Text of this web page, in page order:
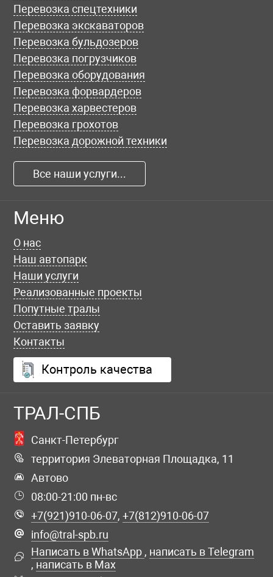
Перевозка спецтехники
Перевозка экскаваторов
Перевозка бульдозеров
Перевозка погрузчиков
Перевозка оборудования
Перевозка форвардеров
Перевозка харвестеров
Перевозка грохотов
Перевозка дорожной техники
Все наши услуги...
Меню
О нас
Наш автопарк
Наши услуги
Реализованные проекты
Попутные тралы
Оставить заявку
Контакты
Контроль качества
ТРАЛ-СПБ
Санкт-Петербург
территория Элеваторная Площадка, 11
Автово
08:00-21:00 пн-вс
+7(921)910-06-07,+7(812)910-06-07
info@tral-spb.ru
Написать в WhatsApp , написать в Telegram
, написать в Max